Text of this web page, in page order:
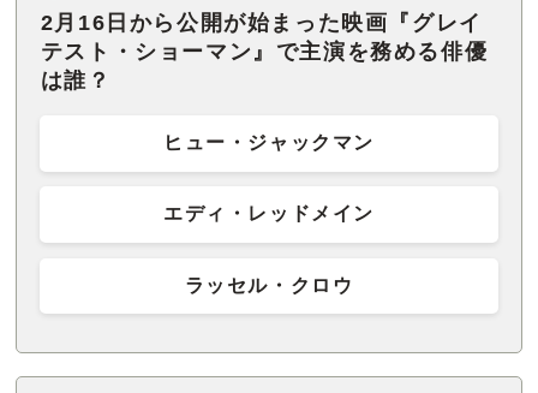
2月16日から公開が始まった映画『グレイ
テスト・ショーマン』で主演を務める俳優
は誰？
ヒュー・ジャックマン
エディ・レッドメイン
ラッセル・クロウ